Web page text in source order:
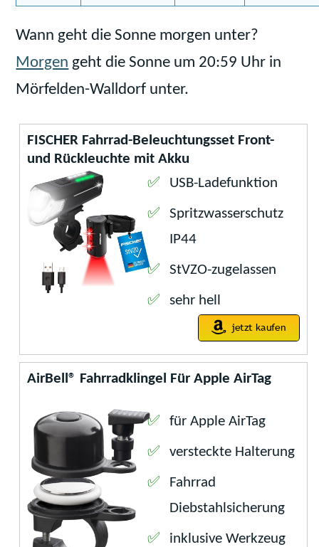
Wann geht die Sonne morgen unter?
Morgen geht die Sonne um 20:59 Uhr in
Mörfelden-Walldorf unter.
FISCHER Fahrrad-Beleuchtungsset Front-
und Rückleuchte mit Akku
USB-Ladefunktion
Spritzwasserschutz
IP44
StVZO-zugelassen
sehr hell
AirBell® Fahrradklingel Für Apple AirTag
für Apple AirTag
versteckte Halterung
Fahrrad
Diebstahlsicherung
inklusive Werkzeug